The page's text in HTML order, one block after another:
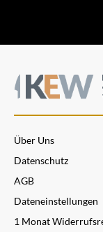
Über Uns
Datenschutz
AGB
Dateneinstellungen
1 Monat